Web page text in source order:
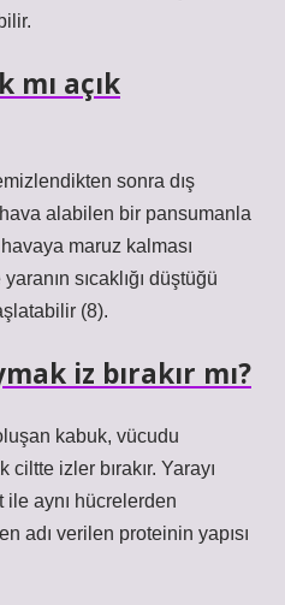
mı açık
sonra dış
alabilen bir pansumanla
maruz kalması
sıcaklığı düştüğü
(8).
iz bırakır mı?
kabuk, vücudu
izler bırakır. Yarayı
aynı hücrelerden
adı verilen proteinin yapısı